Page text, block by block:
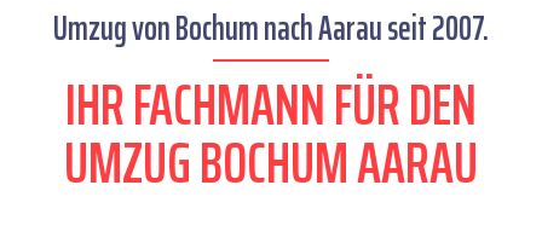
Umzug von Bochum nach Aarau seit 2007.
IHR FACHMANN FÜR DEN
UMZUG BOCHUM AARAU